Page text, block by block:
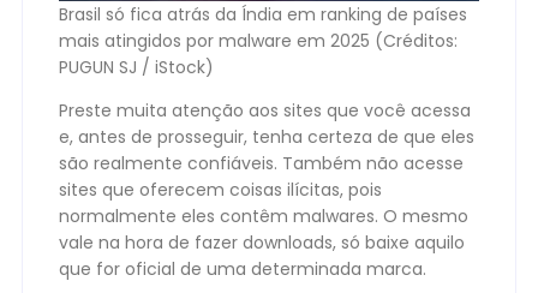
Brasil só fica atrás da Índia em ranking de países
mais atingidos por malware em 2025 (Créditos:
PUGUN SJ / iStock)
Preste muita atenção aos sites que você acessa
e, antes de prosseguir, tenha certeza de que eles
são realmente confiáveis. Também não acesse
sites que oferecem coisas ilícitas, pois
normalmente eles contêm malwares. O mesmo
vale na hora de fazer downloads, só baixe aquilo
que for oficial de uma determinada marca.